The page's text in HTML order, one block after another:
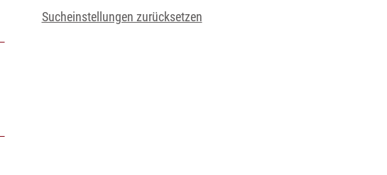
Sucheinstellungen zurücksetzen